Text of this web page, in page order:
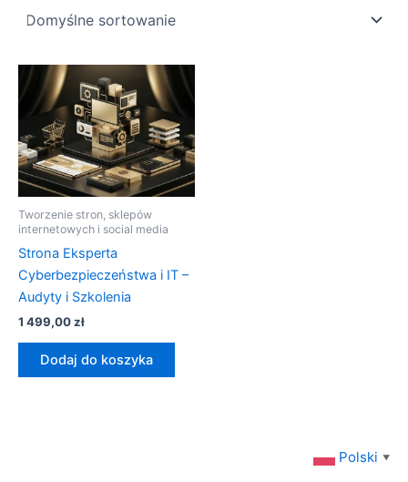
Tworzenie stron, sklepów
internetowych i social media
Strona Eksperta
Cyberbezpieczeństwa i IT –
Audyty i Szkolenia
1 499,00zł
Dodaj do koszyka
Polski ▼